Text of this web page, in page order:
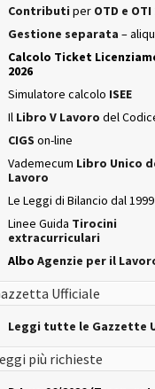
Contributi per OTD e OTI
Gestione separata –
Calcolo Ticket
2026
Simulatore calcolo ISEE
Il Libro V Lavoro del
CIGS on-line
Vademecum Libro Unico
Lavoro
Le Leggi di Bilancio dal
Linee Guida Tirocini
extracurriculari
Albo Agenzie per il
Ufficiale
Leggi tutte le Gazzette
più richieste